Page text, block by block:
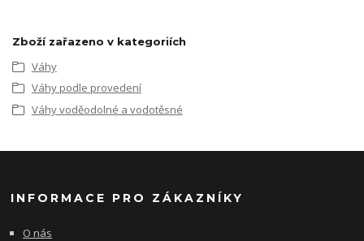
Zboží zařazeno v kategoriích
Váhy
Váhy podle provedení
Váhy voděodolné a vodotěsné
INFORMACE PRO ZÁKAZNÍKY
O nás